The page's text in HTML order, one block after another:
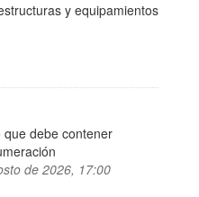
y equipamientos
que debe contener
de 2026, 17:00